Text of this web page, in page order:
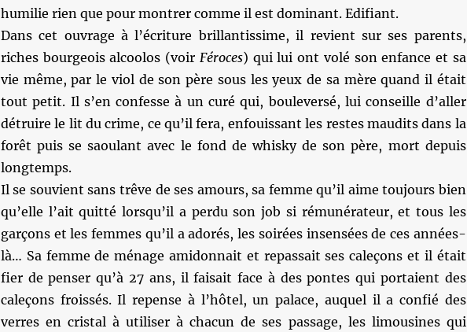
humilie rien que pour montrer comme il est dominant. Edifiant.
Dans cet ouvrage à l’écriture brillantissime, il revient sur ses parents,
riches bourgeois alcoolos (voir Féroces) qui lui ont volé son enfance et sa
vie même, par le viol de son père sous les yeux de sa mère quand il était
tout petit. Il s’en confesse à un curé qui, bouleversé, lui conseille d’aller
détruire le lit du crime, ce qu’il fera, enfouissant les restes maudits dans la
forêt puis se saoulant avec le fond de whisky de son père, mort depuis
longtemps.
Il se souvient sans trêve de ses amours, sa femme qu’il aime toujours bien
qu’elle l’ait quitté lorsqu’il a perdu son job si rémunérateur, et tous les
garçons et les femmes qu’il a adorés, les soirées insensées de ces années-
là… Sa femme de ménage amidonnait et repassait ses caleçons et il était
fier de penser qu’à 27 ans, il faisait face à des pontes qui portaient des
caleçons froissés. Il repense à l’hôtel, un palace, auquel il a confié des
verres en cristal à utiliser à chacun de ses passage, les limousines qui